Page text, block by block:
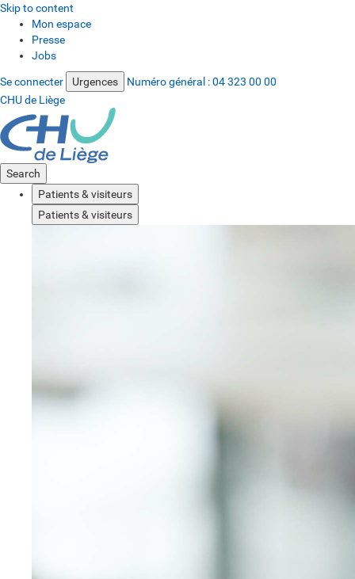
Skip to content
Mon espace
Presse
Jobs
Se connecter Urgences Numéro général :04 323 00 00
CHU de Liège
Search
Patients & visiteurs
Patients & visiteurs